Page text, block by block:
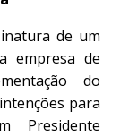
de um
empresa de
do
para
Presidente